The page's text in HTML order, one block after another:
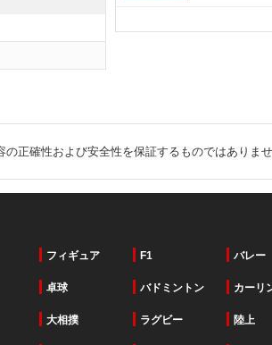
正確性および安全性を保証するものではありま
フィギュア F1 バレー
卓球 バドミントン カーリ
大相撲 ラグビー 陸上